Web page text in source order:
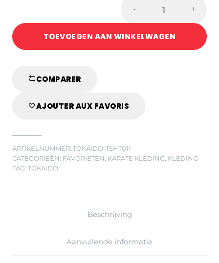
T-
SHIRT
- +
TOEVOEGEN AAN WINKELWAGEN
COMPARER
AJOUTER AUX FAVORIS
ARTIKELNUMMER: TOKAIDO-TSHT011
CATEGORIEËN: FAVORIETEN , KARATE KLEDING, KLEDING
TAG: TOKAIDO
Beschrijving
Aanvullende informatie